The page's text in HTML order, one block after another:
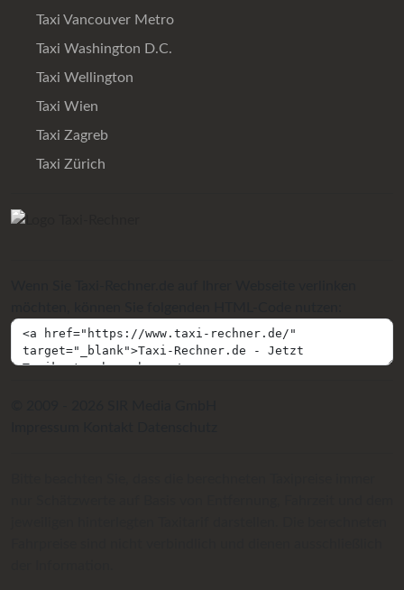
Taxi Vancouver Metro
Taxi Washington D.C.
Taxi Wellington
Taxi Wien
Taxi Zagreb
Taxi Zürich